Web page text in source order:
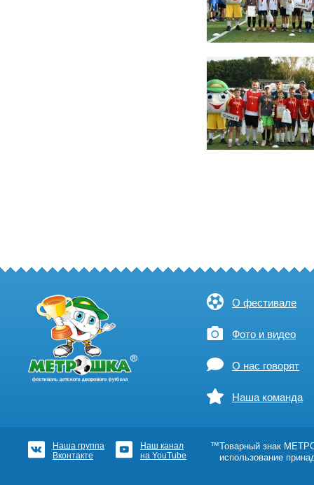
О фестивале
Фото и видео
О нас говорят
Наша команда
Наша группа
Вконтакте
Наш канал
на YouTube
™Товарный знак
использование